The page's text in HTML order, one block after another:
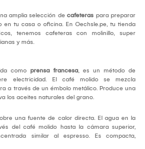
amplia selección de cafeteras para preparar
tu casa o oficina. En Oechsle.pe, tu tienda
tenemos cafeteras con molinillo, super
y más.
como prensa francesa, es un método de
electricidad. El café molido se mezcla
a través de un émbolo metálico. Produce una
los aceites naturales del grano.
una fuente de calor directa. El agua en la
del café molido hasta la cámara superior,
similar al espresso. Es compacta,